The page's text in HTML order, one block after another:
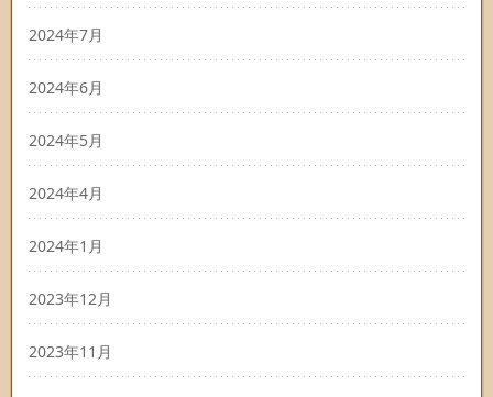
2024年7月
2024年6月
2024年5月
2024年4月
2024年1月
2023年12月
2023年11月